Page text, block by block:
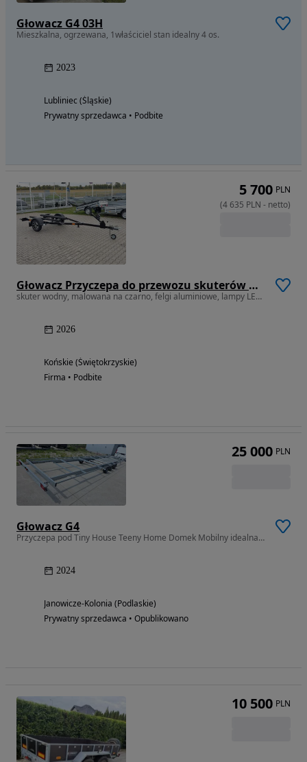
Głowacz G4 03H
Mieszkalna, ogrzewana, 1właściciel stan idealny 4 os.
2023
Lubliniec (Śląskie)
Prywatny sprzedawca • Podbite
Głowacz Przyczepa do przewozu skuterów wodnych
skuter wodny, malowana na czarno, felgi aluminiowe, lampy LED, płozy
2026
Końskie (Świętokrzyskie)
Firma • Podbite
5 700 PLN
(4 635 PLN - netto)
Głowacz G4
Przyczepa pod Tiny House Teeny Home Domek Mobilny idealna jak nowa
2024
Janowicze-Kolonia (Podlaskie)
Prywatny sprzedawca • Opublikowano
25 000 PLN
10 500 PLN